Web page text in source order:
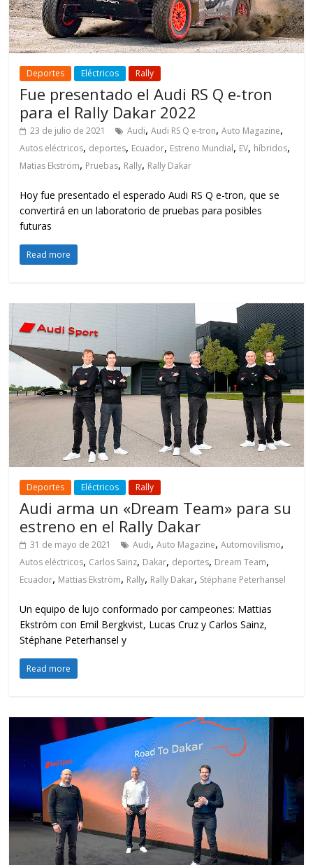
Deportes Eléctricos Rally
Fue presentado el Audi RS Q e-tron
para el Rally Dakar 2022
23 de julio de 2021 Audi,Audi RS Q e-tron,Auto Magazine,
Autos eléctricos, deportes, Ecuador, Estreno Mundial, EV, híbridos,
Matias Ekström, Pruebas, Rally, Rally Dakar
Hoy fue presentado el esperado Audi RS Q e-tron, que se
convertirá en un laboratorio de pruebas para posibles
futuras
Read more
Deportes Eléctricos Rally
Audi arma un «Dream Team» para su
estreno en el Rally Dakar
31 de mayo de 2021 Audi,Auto Magazine,Automovilismo,
Autos eléctricos, Carlos Sainz, Dakar, deportes, Dream Team,
Ecuador, Mattias Ekström, Rally, Rally Dakar, Stéphane Peterhansel
Un equipo de lujo conformado por campeones: Mattias
Ekström con Emil Bergkvist, Lucas Cruz y Carlos Sainz,
Stéphane Peterhansel y
Read more